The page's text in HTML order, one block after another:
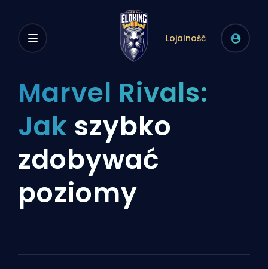
Lojalność
Marvel Rivals:
Jak szybko
zdobywać
poziomy